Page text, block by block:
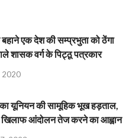
बहाने एक देश की सम्प्रभुता को ठेंगा
शासक वर्ग के पिट्ठू पत्रकार
2020
यूनियन की सामूहिक भूख हड़ताल,
आंदोलन तेज करने का आह्वान